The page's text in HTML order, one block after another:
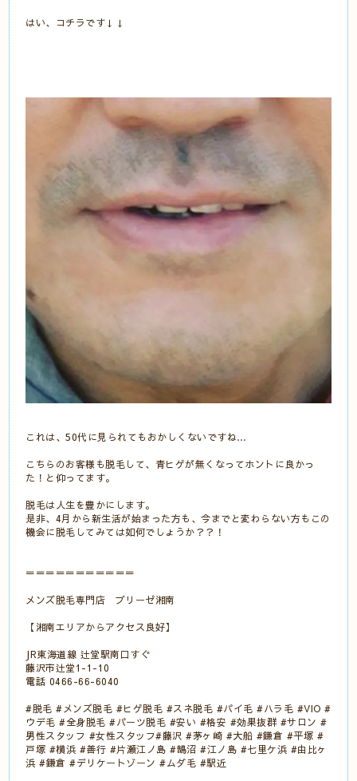
はい、コチラです↓↓
これは、50代に見られてもおかしくないですね…
こちらのお客様も脱毛して、青ヒゲが無くなってホントに良かっ
た！と仰ってます。
脱毛は人生を豊かにします。
是非、4月から新生活が始まった方も、今までと変わらない方もこの
機会に脱毛してみては如何でしょうか？？！
＝＝＝＝＝＝＝＝＝＝＝
メンズ脱毛専門店 ブリーゼ湘南
【湘南エリアからアクセス良好】
JR東海道線 辻堂駅南口すぐ
藤沢市辻堂1-1-10
電話 0466-66-6040
#脱毛 #メンズ脱毛 #ヒゲ脱毛 #スネ脱毛 #パイ毛 #ハラ毛 #VIO #
ウデ毛 #全身脱毛 #パーツ脱毛 #安い #格安 #効果抜群 #サロン #
男性スタッフ #女性スタッフ#藤沢 #茅ヶ崎 #大船 #鎌倉 #平塚 #
戸塚 #横浜 #善行 #片瀬江ノ島 #鵠沼 #江ノ島 #七里ケ浜 #由比ヶ
浜 #鎌倉 #デリケートゾーン #ムダ毛 #駅近